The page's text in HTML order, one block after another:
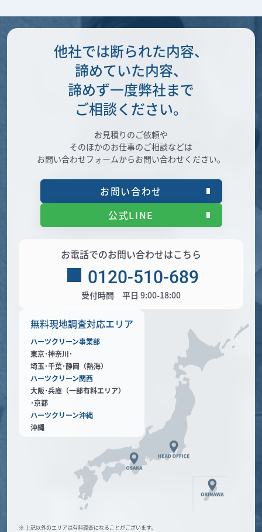
無料現地調査対応エリア
ハーツクリーン事業部
東京･神奈川･
埼玉･千葉･静岡（熱海）
ハーツクリーン関西
大阪･兵庫（一部有料エリア）
･京都
ハーツクリーン沖縄
沖縄
※ 上記以外のエリアは有料調査になることがございます。
他社では断られた内容、
諦めていた内容、
諦めず一度弊社まで
ご相談ください。
お見積りのご依頼や
そのほかのお仕事のご相談などは
お問い合わせフォームからお問い合わせください。
お問い合わせ
公式LINE
お電話でのお問い合わせはこちら
0120-510-689
受付時間 平日 9:00-18:00